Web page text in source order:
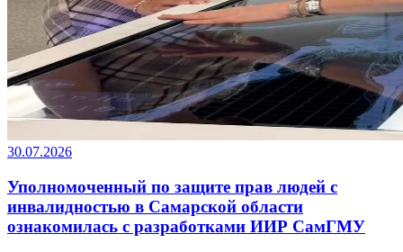
30.07.2026
Уполномоченный по защите прав людей с
инвалидностью в Самарской области
ознакомилась с разработками ИИР СамГМУ